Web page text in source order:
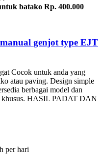
batako Rp. 400.000
genjot type EJT
Cocok untuk anda yang
atau paving. Design simple
berbagai model dan
khusus. HASIL PADAT DAN
per hari